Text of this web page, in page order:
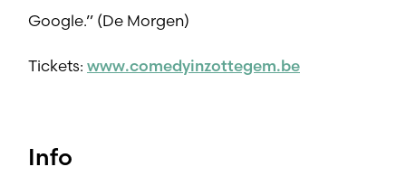
Google.” (De Morgen)
Tickets: www.comedyinzottegem.be
Info